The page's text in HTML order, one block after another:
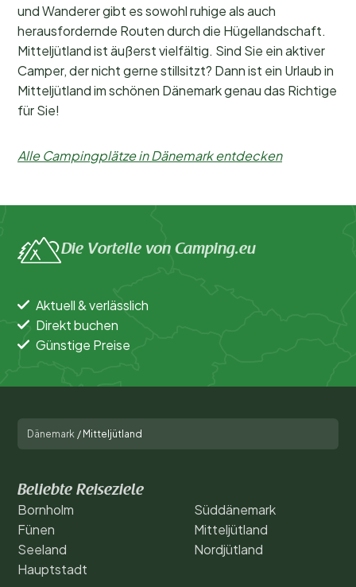
und Wanderer gibt es sowohl ruhige als auch
herausfordernde Routen durch die Hügellandschaft.
Mitteljütland ist äußerst vielfältig. Sind Sie ein aktiver
Camper, der nicht gerne stillsitzt? Dann ist ein Urlaub in
Mitteljütland im schönen Dänemark genau das Richtige
für Sie!
Alle Campingplätze in Dänemark entdecken
Die Vorteile von Camping.eu
Aktuell & verlässlich
Direkt buchen
Günstige Preise
Dänemark / Mitteljütland
Beliebte Reiseziele
Bornholm
Fünen
Seeland
Hauptstadt
Süddänemark
Mitteljütland
Nordjütland